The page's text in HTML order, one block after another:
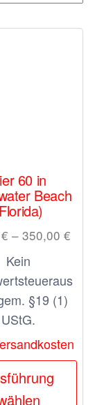
60 in
Beach
€ – 350,00 €
Kein
§19 (1)
UStG.